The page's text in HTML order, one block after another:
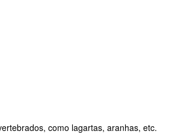
como lagartas, aranhas, etc.